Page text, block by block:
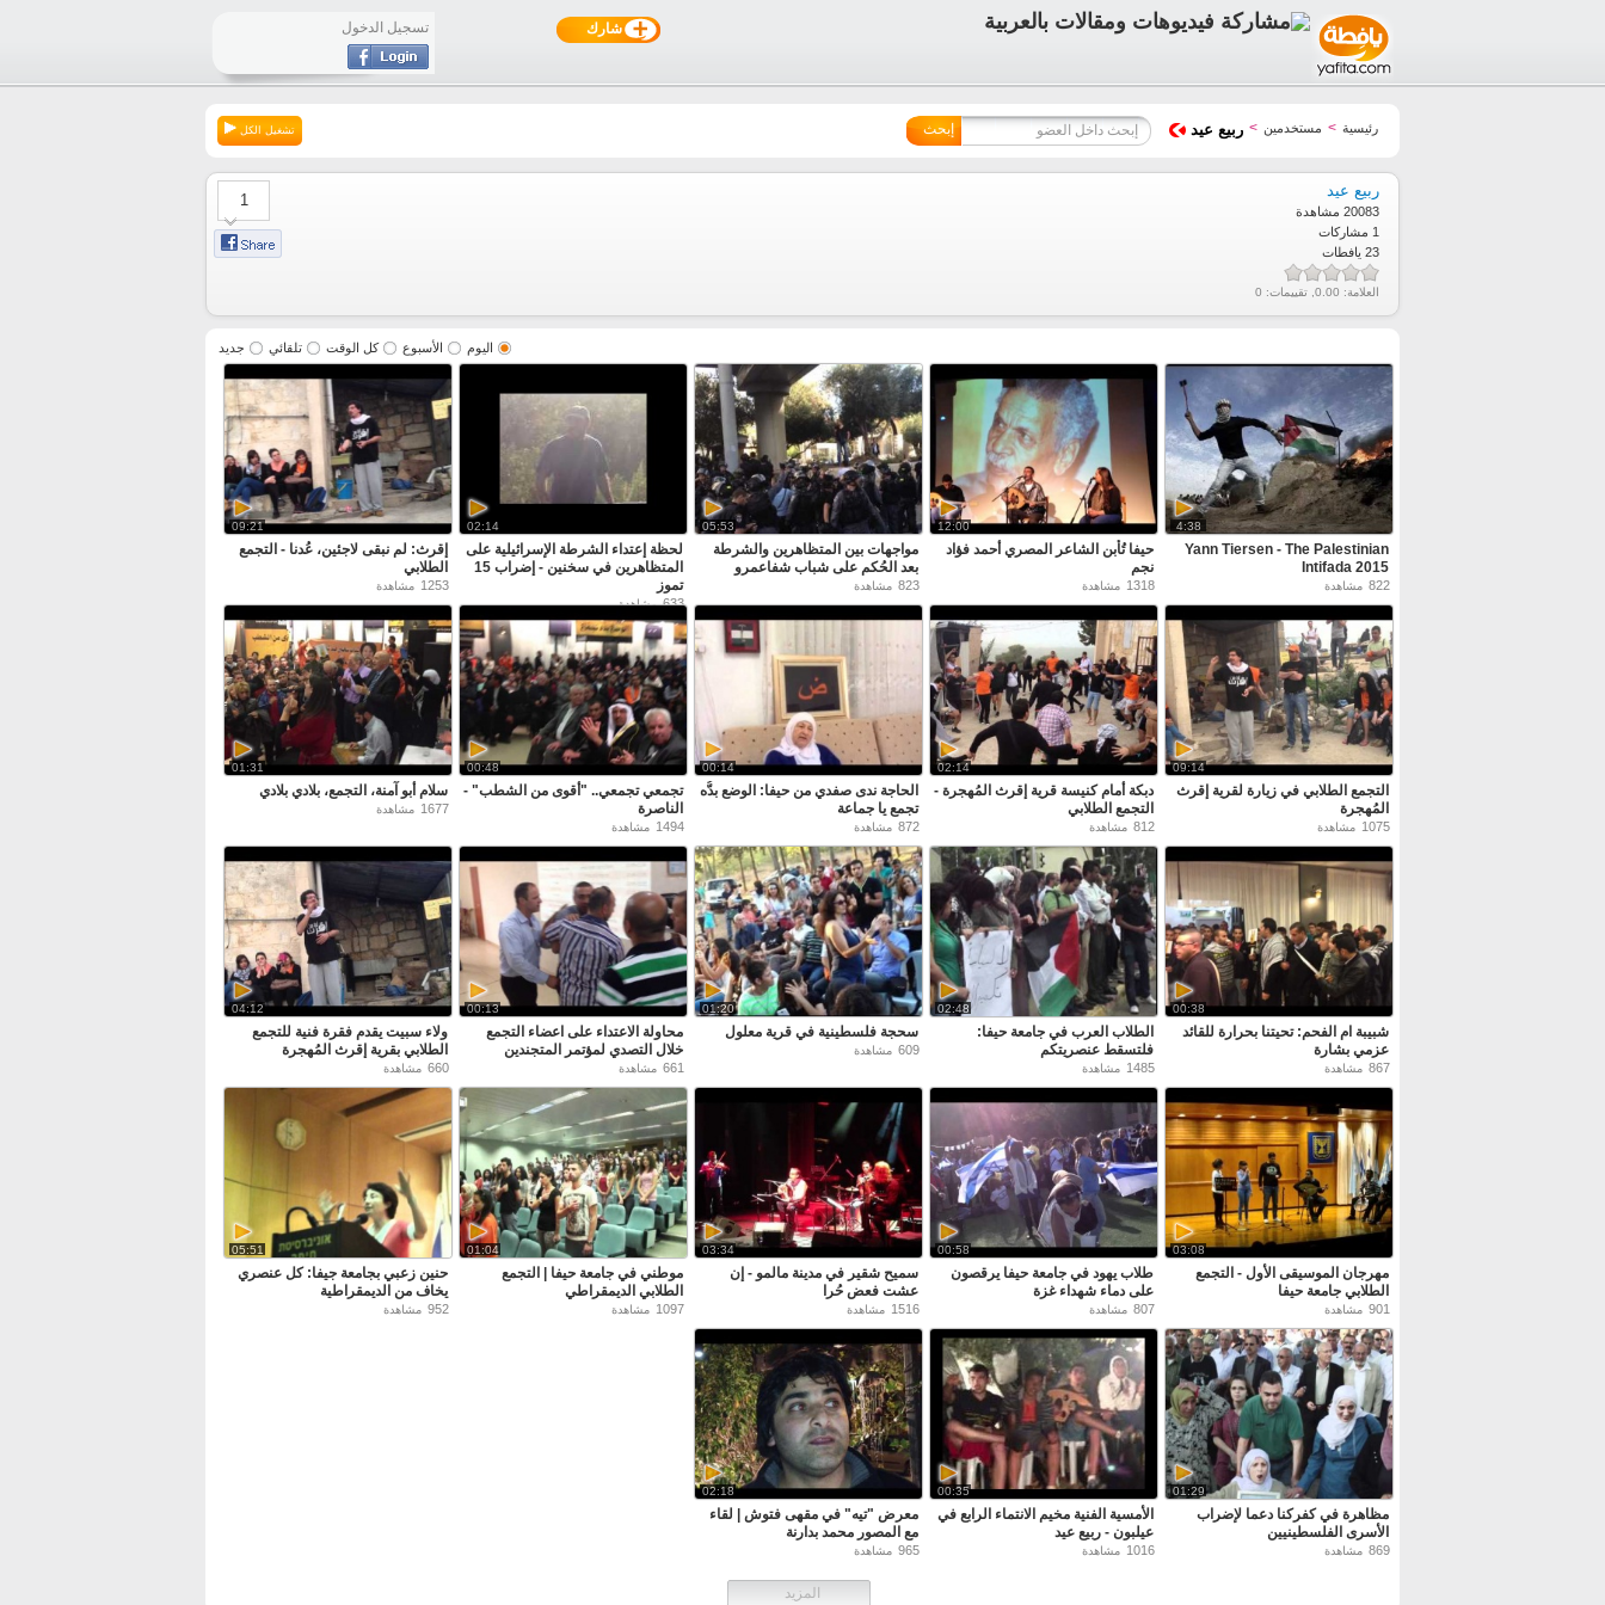
شارك تسجيل الدخول
رئيسية > مستخدمين > ربيع عيد تشغيل الكل إبحث
ربيع عيد
20083 مشاهدة
1 مشاركات
23 يافطات
العلامة: 0.00 , تقييمات: 0
1
اليوم الأسبوع كل الوقت تلقائي جديد
4:38
Yann Tiersen - The Palestinian
Intifada 2015
822 مشاهدة
12:00
حيفا تُأبن الشاعر المصري أحمد فؤاد
نجم
1318 مشاهدة
05:53
مواجهات بين المتظاهرين والشرطة
بعد الحُكم على شباب شفاعمرو
823 مشاهدة
02:14
لحظة إعتداء الشرطة الإسرائيلية على
المتظاهرين في سخنين - إضراب 15
تموز
633مشاهدة
09:21
إقرث: لم نبقى لاجئين، عُدنا - التجمع
الطلابي
1253 مشاهدة
09:14
التجمع الطلابي في زيارة لقرية إقرث
المُهجرة
1075 مشاهدة
02:14
دبكة أمام كنيسة قرية إقرث المُهجرة -
التجمع الطلابي
812 مشاهدة
00:14
الحاجة ندى صفدي من حيفا: الوضع بدُّه
تجمع يا جماعة
872 مشاهدة
00:48
تجمعي تجمعي.. "أقوى من الشطب" -
الناصرة
1494 مشاهدة
01:31
سلام أبو آمنة، التجمع، بلادي بلادي
1677 مشاهدة
00:38
شبيبة ام الفحم: تحيتنا بحرارة للقائد
عزمي بشارة
867 مشاهدة
02:48
الطلاب العرب في جامعة حيفا:
فلتسقط عنصريتكم
1485 مشاهدة
01:20
سحجة فلسطينية في قرية معلول
609 مشاهدة
00:13
محاولة الاعتداء على اعضاء التجمع
خلال التصدي لمؤتمر المتجندين
661 مشاهدة
04:12
ولاء سبيت يقدم فقرة فنية للتجمع
الطلابي بقرية إقرث المُهجرة
660 مشاهدة
03:08
مهرجان الموسيقى الأول - التجمع
الطلابي جامعة حيفا
901 مشاهدة
00:58
طلاب يهود في جامعة حيفا يرقصون
على دماء شهداء غزة
807 مشاهدة
03:34
سميح شقير في مدينة مالمو - إن
عشت فعض حُرا
1516 مشاهدة
01:04
موطني في جامعة حيفا | التجمع
الطلابي الديمقراطي
1097 مشاهدة
05:51
حنين زعبي بجامعة جيفا: كل عنصري
يخاف من الديمقراطية
952 مشاهدة
01:29
مظاهرة في كفركنا دعما لإضراب
الأسرى الفلسطينيين
869 مشاهدة
00:35
الأمسية الفنية مخيم الانتماء الرابع في
عيلبون - ربيع عيد
1016 مشاهدة
02:18
معرض "تيه" في مقهى فتوش | لقاء
مع المصور محمد بدارنة
965 مشاهدة
المزيد